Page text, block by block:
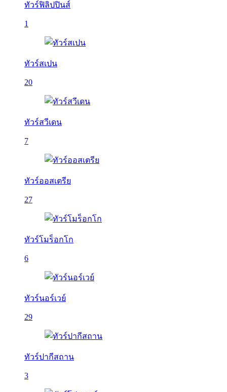
ทัวร์ฟิลิปปินส์
1
ทัวร์สเปน
20
ทัวร์สวีเดน
7
ทัวร์ออสเตรีย
27
ทัวร์โมร็อกโก
6
ทัวร์นอร์เวย์
29
ทัวร์ปากีสถาน
3